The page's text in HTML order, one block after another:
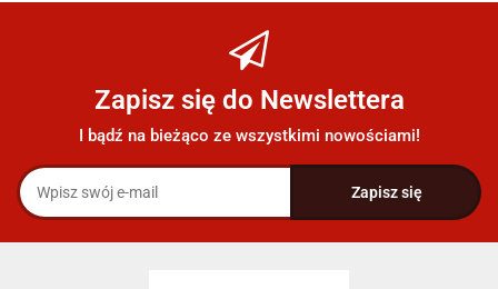
Zapisz się do Newslettera
I bądź na bieżąco ze wszystkimi nowościami!